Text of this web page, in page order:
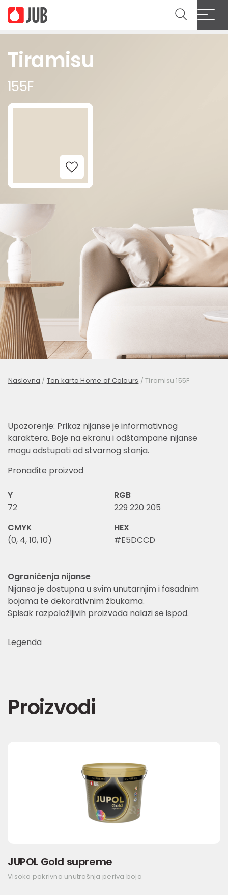
Tiramisu
155F
Add to Wishlist
Naslovna / Ton karta Home of Colours /Tiramisu 155F
Upozorenje: Prikaz nijanse je informativnog
karaktera. Boje na ekranu i odštampane nijanse
mogu odstupati od stvarnog stanja.
Pronađite proizvod
Y
72
RGB
229 220 205
CMYK
(0, 4, 10, 10)
HEX
#E5DCCD
Ograničenja nijanse
Nijansa je dostupna u svim unutarnjim i fasadnim
bojama te dekorativnim žbukama.
Spisak razpoložljivih proizvoda nalazi se ispod.
Legenda
Proizvodi
JUPOL Gold supreme
Visoko pokrivna unutrašnja periva boja